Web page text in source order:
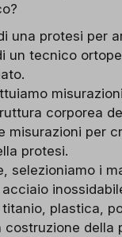
una protesi per
un tecnico
corporea
misurazioni per
protesi.
selezioniamo i
plastica,
costruzione della